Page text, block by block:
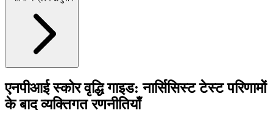
एनपीआई स्कोर वृद्धि गाइड: नार्सिसिस्ट टेस्ट परिणामों
के बाद व्यक्तिगत रणनीतियाँ